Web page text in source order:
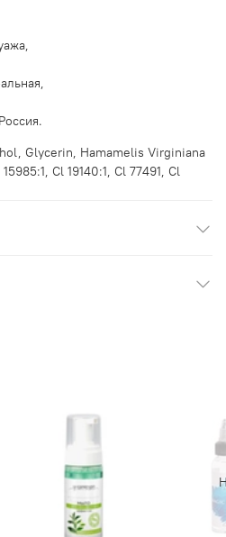
Glycerin, Hamamelis Virginiana
Cl 19140:1, Cl 77491, Cl